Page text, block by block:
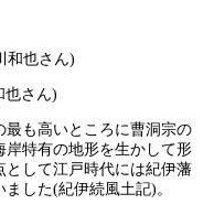
也さん)
最も高いところに曹洞宗の
特有の地形を生かして形
として江戸時代には紀伊藩
した(紀伊続風土記)。